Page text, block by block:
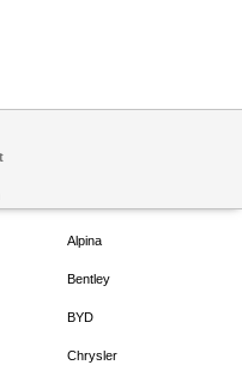
Alpina
Bentley
BYD
Chrysler